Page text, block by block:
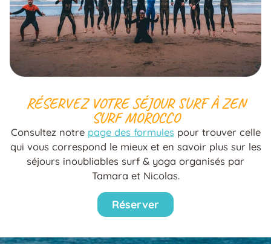
RÉSERVEZ VOTRE SÉJOUR SURF À ZEN
SURF MOROCCO
Consultez notre page des formules pour trouver celle
qui vous correspond le mieux et en savoir plus sur les
séjours inoubliables surf & yoga organisés par
Tamara et Nicolas.
Réserver